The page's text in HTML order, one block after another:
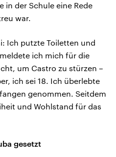
in der Schule eine Rede
war.
Ich putzte Toiletten und
ich mich für die
um Castro zu stürzen –
ich sei 18. Ich überlebte
genommen. Seitdem
und Wohlstand für das
gesetzt